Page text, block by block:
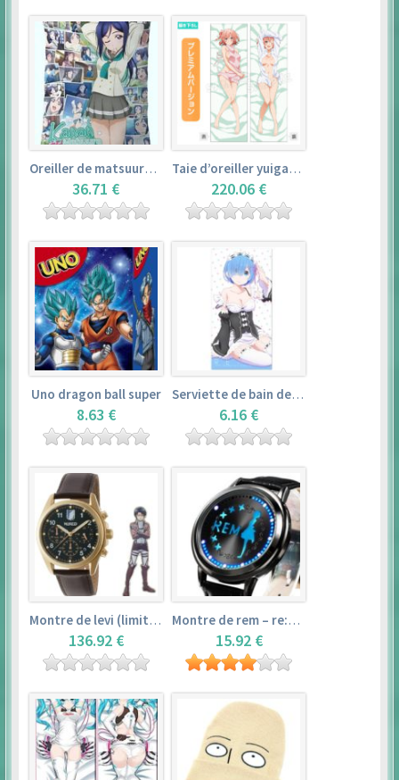
Oreiller de matsuura kanan (35cm×53cm) – love live! sunshine!!
36.71 €
Taie d’oreiller yuigahama yui (50cm×150cm) – yahari ore no seishun love comedy wa machigatteiru. zoku
220.06 €
Uno dragon ball super
8.63 €
Serviette de bain de rem (120×60cm) – re:zero kara hajimeru isekai seikatsu
6.16 €
Montre de levi (limited edition) – shingeki no kyojin
136.92 €
Montre de rem – re:zero kara hajimeru isekai seikatsu
15.92 €